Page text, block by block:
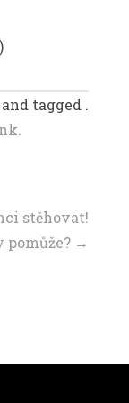
and tagged .
stěhovat!
pomůže? →